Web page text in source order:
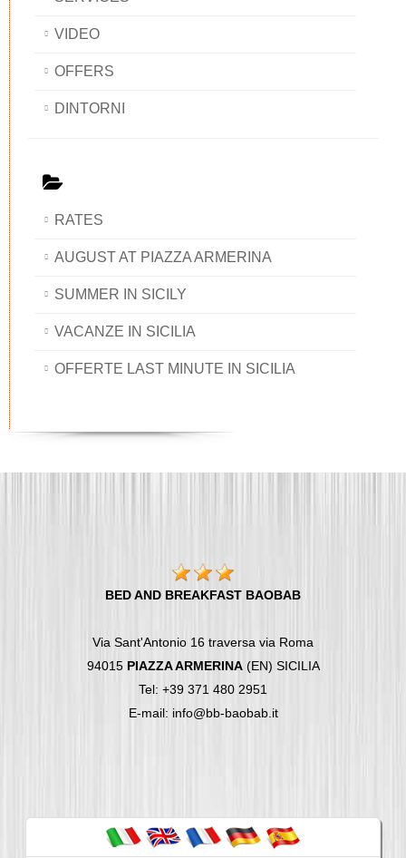
VIDEO
OFFERS
DINTORNI
RATES
AUGUST AT PIAZZA ARMERINA
SUMMER IN SICILY
VACANZE IN SICILIA
OFFERTE LAST MINUTE IN SICILIA
BED AND BREAKFAST BAOBAB
Via Sant'Antonio 16 traversa via Roma
94015 PIAZZA ARMERINA(EN) SICILIA
Tel: +39 371 480 2951
E-mail: info@bb-baobab.it